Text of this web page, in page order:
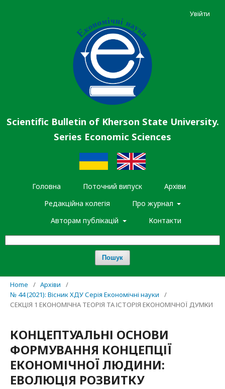
Scientific Bulletin of Kherson State University.
Series Economic Sciences
Головна Поточний випуск
Архіви
Редакційна колегія
Про журнал
Авторам публікацій
Контакти
Пошук
Увійти
Home / Архіви
/
№ 44 (2021): Вісник ХДУ Серія Економічні науки
/
СЕКЦІЯ 1 ЕКОНОМІЧНА ТЕОРІЯ ТА ІСТОРІЯ ЕКОНОМІЧНОЇ ДУМКИ
КОНЦЕПТУАЛЬНІ ОСНОВИ
ФОРМУВАННЯ КОНЦЕПЦІЇ
ЕКОНОМІЧНОЇ ЛЮДИНИ:
ЕВОЛЮЦІЯ РОЗВИТКУ